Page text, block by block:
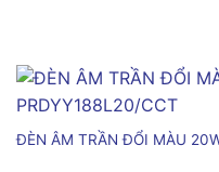
ĐÈN ÂM TRẦN ĐỔI MÀU